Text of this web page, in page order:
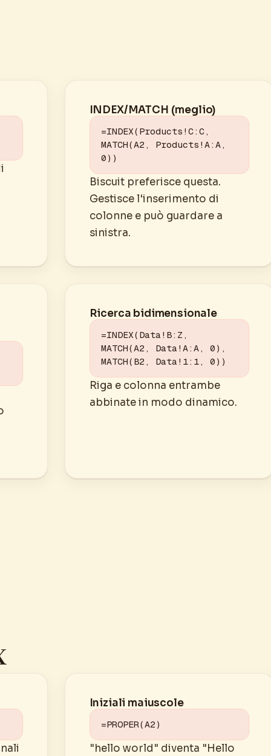
INDEX/MATCH (meglio)
=INDEX(Products!C:C,
MATCH(A2, Products!A:A,
0))
Biscuit preferisce questa.
Gestisce l'inserimento di
colonne e può guardare a
sinistra.
Ricerca bidimensionale
=INDEX(Data!B:Z,
MATCH(A2, Data!A:A, 0),
MATCH(B2, Data!1:1, 0))
Riga e colonna entrambe
abbinate in modo dinamico.
Iniziali maiuscole
=PROPER(A2)
"hello world" diventa "Hello